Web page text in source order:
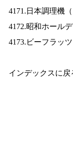
4171.日本調理機（
4172.昭和ホール
4173.ビーフラッ
インデックスに戻